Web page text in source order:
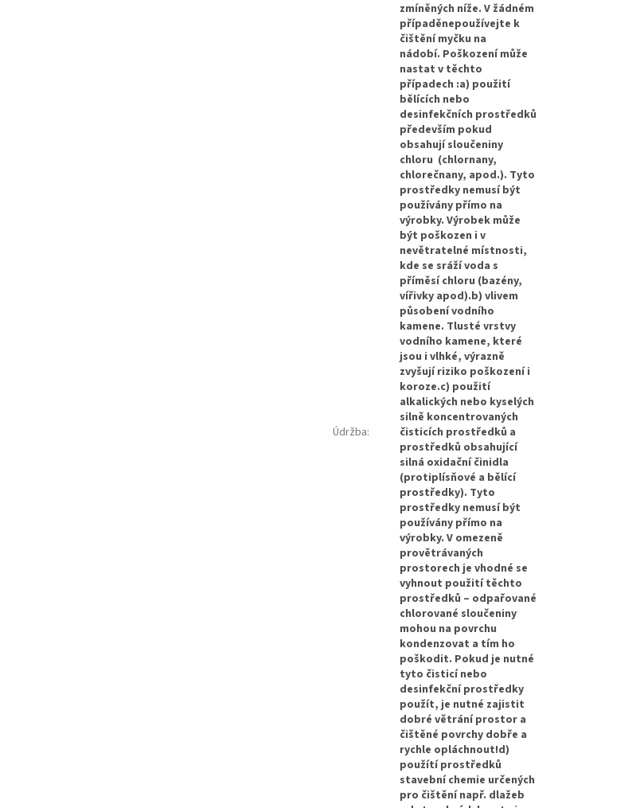
Údržba:
zmíněných níže. V žádném
případěnepoužívejte k
čištění myčku na
nádobí. Poškození může
nastat v těchto
případech :a) použití
bělících nebo
desinfekčních prostředků
především pokud
obsahují sloučeniny
chloru (chlornany,
chlorečnany, apod.). Tyto
prostředky nemusí být
používány přímo na
výrobky. Výrobek může
být poškozen i v
nevětratelné místnosti,
kde se sráží voda s
příměsí chloru (bazény,
vířivky apod).b) vlivem
působení vodního
kamene. Tlusté vrstvy
vodního kamene, které
jsou i vlhké, výrazně
zvyšují riziko poškození i
koroze.c) použití
alkalických nebo kyselých
silně koncentrovaných
čisticích prostředků a
prostředků obsahující
silná oxidační činidla
(protiplísňové a bělící
prostředky). Tyto
prostředky nemusí být
používány přímo na
výrobky. V omezeně
provětrávaných
prostorech je vhodné se
vyhnout použití těchto
prostředků – odpařované
chlorované sloučeniny
mohou na povrchu
kondenzovat a tím ho
poškodit. Pokud je nutné
tyto čisticí nebo
desinfekční prostředky
použít, je nutné zajistit
dobré větrání prostor a
čištěné povrchy dobře a
rychle opláchnout!d)
použítí prostředků
stavební chemie určených
pro čištění např. dlažeb